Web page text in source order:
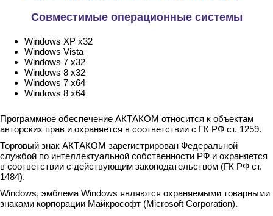
Совместимые операционные системы
Windows XP x32
Windows Vista
Windows 7 x32
Windows 8 x32
Windows 7 x64
Windows 8 x64
Программное обеспечение АКТАКОМ относится к объектам
авторских прав и охраняется в соответствии с ГК РФ ст. 1259.
Торговый знак АКТАКОМ зарегистрирован Федеральной
службой по интеллектуальной собственности РФ и охраняется
в соответствии с действующим законодательством (ГК РФ ст.
1484).
Windows, эмблема Windows являются охраняемыми товарными
знаками корпорации Майкрософт (Microsoft Corporation).